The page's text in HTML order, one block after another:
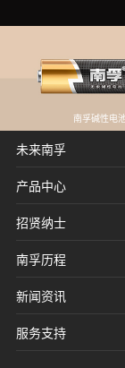
南孚碱性电
未来南孚
产品中心
招贤纳士
南孚历程
新闻资讯
服务支持